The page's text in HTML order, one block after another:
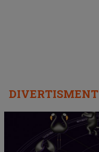
DIVERTISMENT